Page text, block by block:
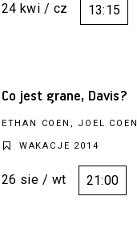
24 kwi / cz 13:15
Co jest grane, Davis?
ETHAN COEN, JOEL COEN
WAKACJE 2014
26 sie / wt 21:00